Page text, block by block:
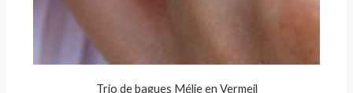
Trio de bagues Mélie en Vermeil